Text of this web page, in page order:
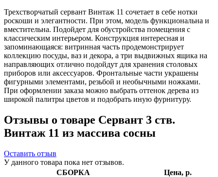
Трехстворчатый сервант Винтаж 11 сочетает в себе нотки
роскоши и элегантности. При этом, модель функциональна и
вместительна. Подойдет для обустройства помещения с
классическим интерьером. Конструкция интересная и
запоминающаяся: витринная часть продемонстрирует
коллекцию посуды, ваз и декора, а три выдвижных ящика на
направляющих отлично подойдут для хранения столовых
приборов или аксессуаров. Фронтальные части украшены
фигурными элементами, резьбой и необычными ножками.
При оформлении заказа можно выбрать оттенок дерева из
широкой палитры цветов и подобрать иную фурнитуру.
Отзывы о товаре Сервант 3 ств.
Винтаж 11 из массива сосны
Оставить отзыв
У данного товара пока нет отзывов.
СБОРКА
Цена, р.